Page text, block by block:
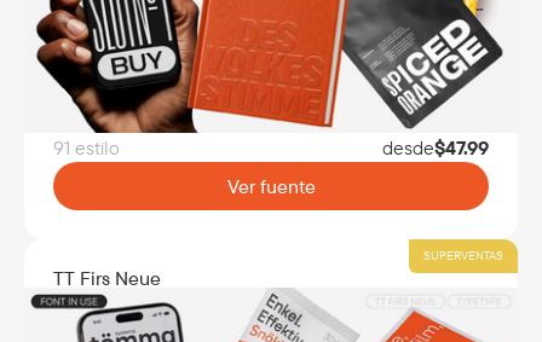
91 estilo desde$47.99
Ver fuente
SUPERVENTAS
TT Firs Neue